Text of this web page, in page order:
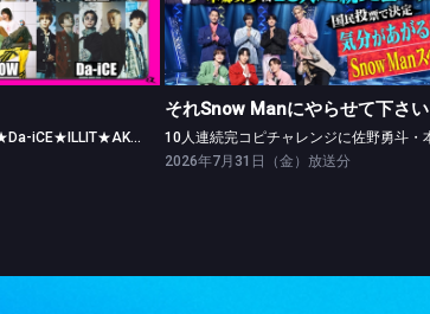
【Part.1】＝LOVE★EBiDAN★Da-iCE★ILLIT★AKB48
【Part.1】＝LOVE★EBiDAN★Da-iCE★ILLIT★AKB48
それSnow Manにやらせて下さい
2026年7月31日（金）放送分